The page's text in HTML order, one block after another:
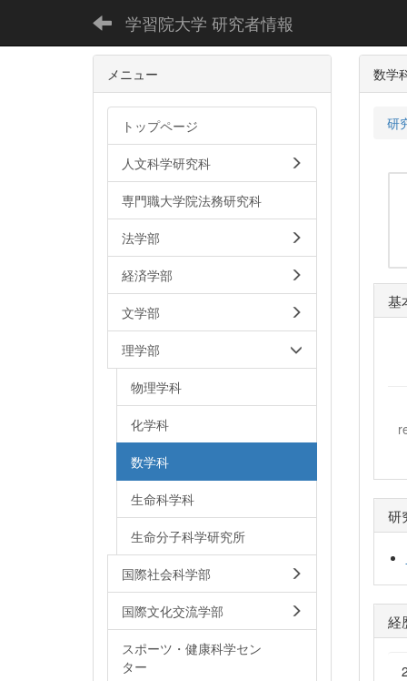
学習院大学 研究者情報
数学
研
基
研
経
メニュー
トップページ
人文科学研究科
専門職大学院法務研究科
法学部
経済学部
文学部
理学部
物理学科
化学科
数学科
生命科学科
生命分子科学研究所
国際社会科学部
国際文化交流学部
スポーツ・健康科学セン
ター